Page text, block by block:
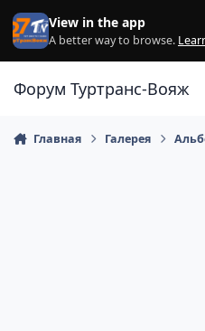
Перейти к содержанию
View in the app
A better way to browse.
Форум Туртранс-Вояж
Главная Галерея